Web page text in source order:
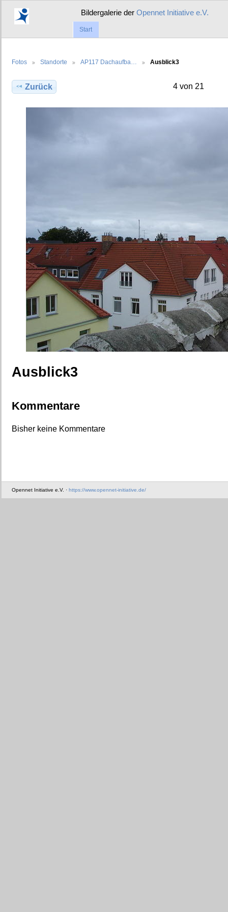
Bildergalerie derOpennet Initiative e.V.
Start
Fotos Standorte AP117 Dachaufba… Ausblick3
Zurück 4 von 21
Ausblick3
Kommentare
Bisher keine Kommentare
Opennet Initiative e.V. · https://www.opennet-initiative.de/